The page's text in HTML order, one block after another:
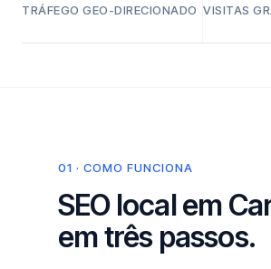
TRÁFEGO GEO-DIRECIONADO VISITAS
01 · COMO FUNCIONA
SEO local em
em três passos.